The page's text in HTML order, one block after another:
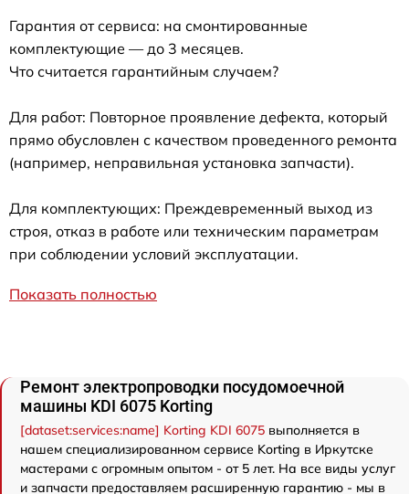
Гарантия от сервиса: на смонтированные
комплектующие — до 3 месяцев.
Что считается гарантийным случаем?
Для работ: Повторное проявление дефекта, который
прямо обусловлен с качеством проведенного ремонта
(например, неправильная установка запчасти).
Для комплектующих: Преждевременный выход из
строя, отказ в работе или техническим параметрам
при соблюдении условий эксплуатации.
Показать полностью
Ремонт электропроводки посудомоечной
машины KDI 6075 Korting
[dataset:services:name] Korting KDI 6075 выполняется в
нашем специализированном сервисе Korting в Иркутске
мастерами с огромным опытом - от 5 лет. На все виды услуг
и запчасти предоставляем расширенную гарантию - мы в